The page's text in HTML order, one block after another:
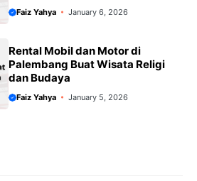
Faiz Yahya January 6, 2026
Rental Mobil dan Motor di
Palembang Buat Wisata Religi
dan Budaya
Faiz Yahya January 5, 2026